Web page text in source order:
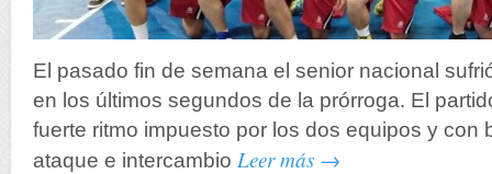
El pasado fin de semana el senior nacional
en los últimos segundos de la prórroga. El
fuerte ritmo impuesto por los dos equipos y con
ataque e intercambio Leer más →